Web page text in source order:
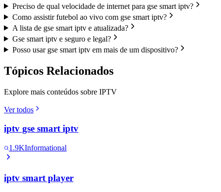
Preciso de qual velocidade de internet para gse smart iptv?
Como assistir futebol ao vivo com gse smart iptv?
A lista de gse smart iptv e atualizada?
Gse smart iptv e seguro e legal?
Posso usar gse smart iptv em mais de um dispositivo?
Tópicos Relacionados
Explore mais conteúdos sobre IPTV
Ver todos
iptv gse smart iptv
1.9KInformational
iptv smart player